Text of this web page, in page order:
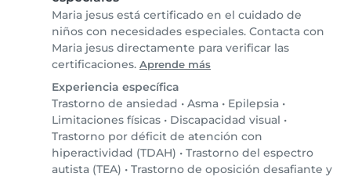
Maria jesus está certificado en el cuidado de
niños con necesidades especiales. Contacta con
Maria jesus directamente para verificar las
certificaciones. Aprende más
Experiencia específica
Trastorno de ansiedad • Asma • Epilepsia •
Limitaciones físicas • Discapacidad visual •
Trastorno por déficit de atención con
hiperactividad (TDAH) • Trastorno del espectro
autista (TEA) • Trastorno de oposición desafiante y